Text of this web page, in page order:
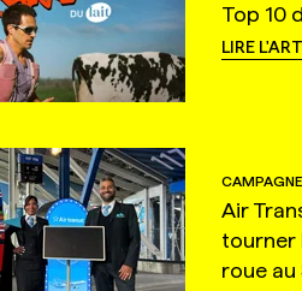
Top 10
LIRE
Air
tourner
roue